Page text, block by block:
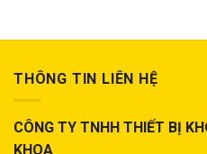
THÔNG TIN LIÊN HỆ
CÔNG TY TNHH THIẾT BỊ
KHOA